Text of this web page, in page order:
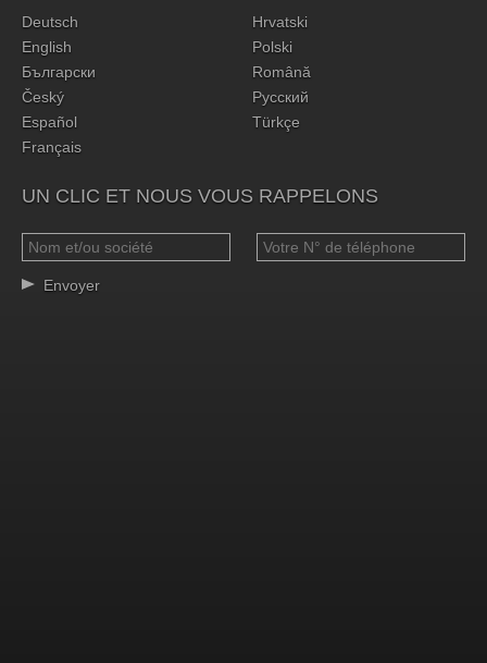
Deutsch
English
Български
Český
Español
Français
Hrvatski
Polski
Română
Русский
Türkçe
UN CLIC ET NOUS VOUS RAPPELONS
Envoyer